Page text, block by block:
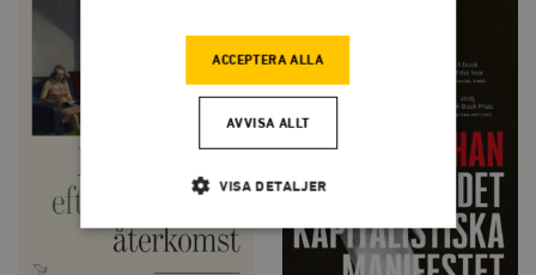
ACCEPTERA ALLA
AVVISA ALLT
VISA DETALJER